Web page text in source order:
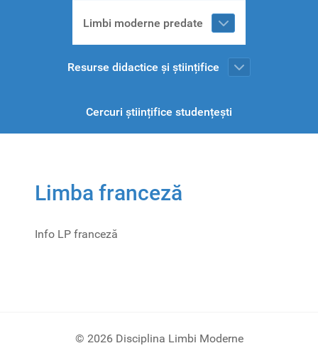
Limbi moderne predate
Resurse didactice și științifice
Cercuri științifice studențești
Limba franceză
Info LP franceză
© 2026 Disciplina Limbi Moderne